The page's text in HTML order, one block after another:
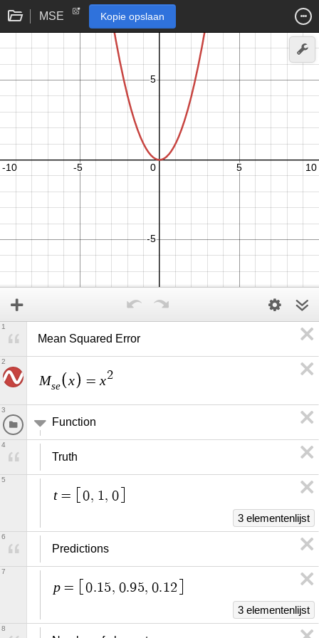
MSE Kopie opslaan
Mean Squared Error
1
Mse x = x2
2
Function
3
Truth
4
t = 0, 1 , 0
3 elementenlijst
5
Predictions
6
p = 0.1 5, 0.95, 0.1 2
3 elementenlijst
7
8